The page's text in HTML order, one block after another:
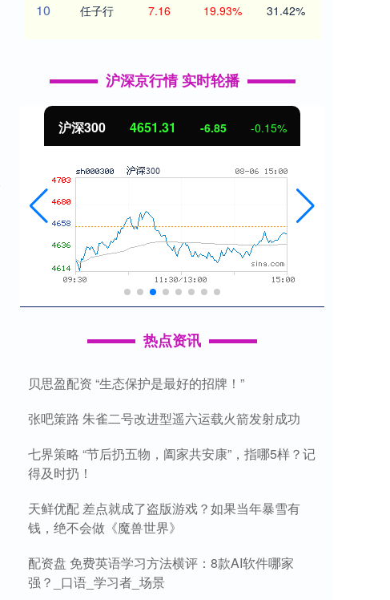
10 任子行 7.16 19.93% 31.42%
沪深京行情 实时轮播
沪深300 4651.31 -6.85 -0.15%
热点资讯
贝思盈配资 “生态保护是最好的招牌！”
张吧策路 朱雀二号改进型遥六运载火箭发射成功
七界策略 “节后扔五物，阖家共安康”，指哪5样？记
得及时扔！
天鲜优配 差点就成了盗版游戏？如果当年暴雪有
钱，绝不会做《魔兽世界》
配资盘 免费英语学习方法横评：8款AI软件哪家
强？_口语_学习者_场景